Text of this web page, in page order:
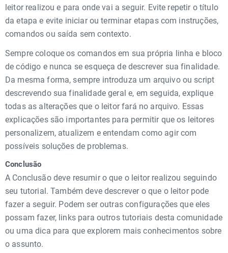
leitor realizou e para onde vai a seguir. Evite repetir o título
da etapa e evite iniciar ou terminar etapas com instruções,
comandos ou saída sem contexto.
Sempre coloque os comandos em sua própria linha e bloco
de código e nunca se esqueça de descrever sua finalidade.
Da mesma forma, sempre introduza um arquivo ou script
descrevendo sua finalidade geral e, em seguida, explique
todas as alterações que o leitor fará no arquivo. Essas
explicações são importantes para permitir que os leitores
personalizem, atualizem e entendam como agir com
possíveis soluções de problemas.
Conclusão
A Conclusão deve resumir o que o leitor realizou seguindo
seu tutorial. Também deve descrever o que o leitor pode
fazer a seguir. Podem ser outras configurações que eles
possam fazer, links para outros tutoriais desta comunidade
ou uma dica para que explorem mais conhecimentos sobre
o assunto.